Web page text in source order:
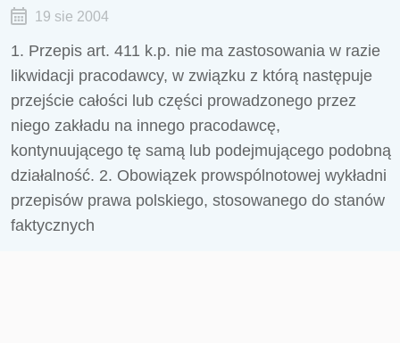
19 sie 2004
1. Przepis art. 411 k.p. nie ma zastosowania w razie
likwidacji pracodawcy, w związku z którą następuje
przejście całości lub części prowadzonego przez
niego zakładu na innego pracodawcę,
kontynuującego tę samą lub podejmującego podobną
działalność. 2. Obowiązek prowspólnotowej wykładni
przepisów prawa polskiego, stosowanego do stanów
faktycznych